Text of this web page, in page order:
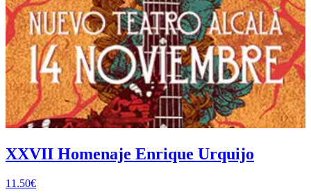
XXVII Homenaje Enrique Urquijo
11.50€